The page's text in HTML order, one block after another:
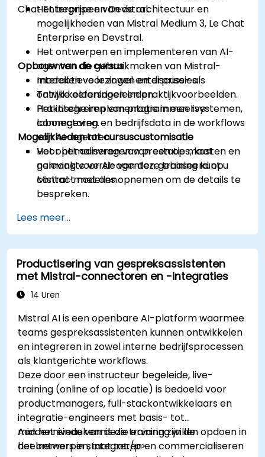
Chat Enterprise en Devstral.
Het begrijpen van de architectuur en
mogelijkheden van Mistral Medium 3, Le Chat
Enterprise en Devstral.
Het ontwerpen en implementeren van AI-
agenten die gebruikmaken van Mistral-
modellen voor zowel enterprise- als
ontwikkelaarsdoeleinden.
Het integreren van programmeersystemen,
connectoren en bedrijfsdata in de workflows
van AI-agenten.
Het optimaliseren van prestaties, kosten en
naleving voor AI-agenten gebaseerd op
Mistral-modellen.
Opbouw van de cursus
Interactieve lezingen en discussies.
Talrijke oefeningen en praktijkvoorbeelden.
Praktische implementatie in een live-
labomgeving.
Mogelijkheden tot cursuscustomisatie
Voor het aanvragen van een op maat
gemaakte versie van deze training kunt u
contact met ons opnemen om de details te
bespreken.
Lees meer...
Productisering van gespreksassistenten
met Mistral-connectoren en -integraties
14 Uren
Mistral AI is een openbare AI-platform waarmee
teams gespreksassistenten kunnen ontwikkelen
en integreren in zowel interne bedrijfsprocessen
als klantgerichte workflows.
Deze door een instructeur begeleide, live-
training (online of op locatie) is bedoeld voor
productmanagers, full-stackontwikkelaars en
integratie-engineers met basis- tot
middenniveaukennis die ervaring willen opdoen in
het ontwerpen, integreren en commercialiseren
Aan het einde van deze training zijn de
deelnemers in staat tot:/p>